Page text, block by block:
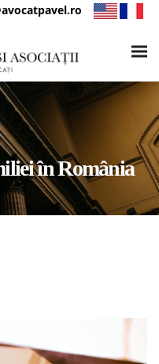
în România